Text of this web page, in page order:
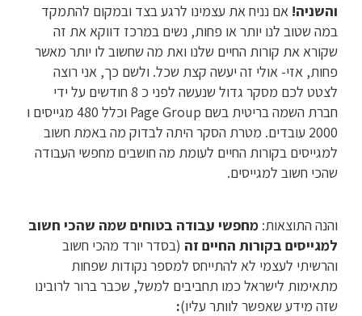
והשניה! אם נניח את עצמינו לרגע בצד ובמקום להתמקד
במה שטוב לנו יותר או פחות, נשים במרכז דווקא את זה
שקורא את קורות החיים שלנו ואת מה שחשוב לו יותר מאשר
פחות, אזי- אולי זה יעשה קצת שכל. ולשם כך, אני רוצה
לצטט לכם מסקר גדול שנעשה לפני כ 8 חודשים על ידי
חברת השמה בריטית בשם Page Group וכלל 480 מגייסים ו
2000 עובדים. מטרת הסקר היתה לבדוק מה באמת חשוב
למגייסים בקורות החיים לעומת מה חושבים מחפשי העבודה
שהכי חשוב למגייסים.
והנה התוצאות: מחפשי עבודה בטוחים שמה שהכי חשוב
למגייסים בקורות החיים זה (בסדר יורד מהכי חשוב
והרשיתי לעצמי לא להתייחס למספר נקודות שפחות
מתאימות לישראל כמו תחביבים למשל, שכבר ברור לרובינו
שזה מידע שאפשר לוותר עליו):